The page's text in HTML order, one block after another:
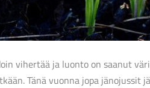
vihertää ja luonto on saanut
Tänä vuonna jopa